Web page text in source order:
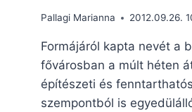
Pallagi Marianna 2012.09.26.
Formájáról kapta nevét a
fővárosban a múlt héten
építészeti és
szempontból is